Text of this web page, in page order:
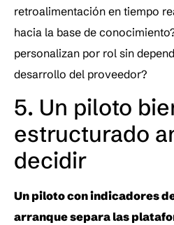
retroalimentación en tiempo
hacia la base de
personalizan por rol sin
desarrollo del proveedor?
5. Un piloto
estructurado
decidir
Un piloto con indicadores
arranque separa las